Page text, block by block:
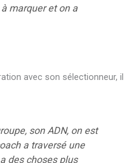
marquer et on a
avec son sélectionneur, il
son ADN, on est
a traversé une
des choses plus